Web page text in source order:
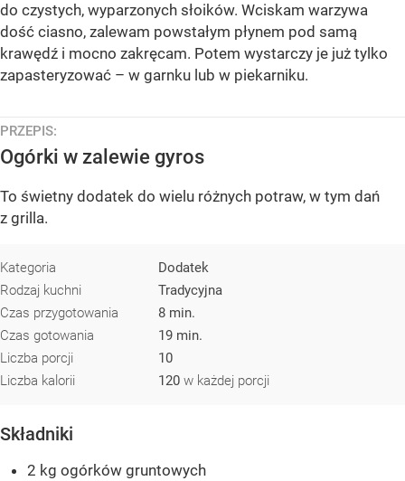
do czystych, wyparzonych słoików. Wciskam warzywa
dość ciasno, zalewam powstałym płynem pod samą
krawędź i mocno zakręcam. Potem wystarczy je już tylko
zapasteryzować – w garnku lub w piekarniku.
PRZEPIS:
Ogórki w zalewie gyros
To świetny dodatek do wielu różnych potraw, w tym dań
z grilla.
Kategoria
Dodatek
Rodzaj kuchni
Tradycyjna
Czas przygotowania
8 min.
Czas gotowania
19 min.
Liczba porcji
10
Liczba kalorii
120 w każdej porcji
Składniki
2 kg ogórków gruntowych